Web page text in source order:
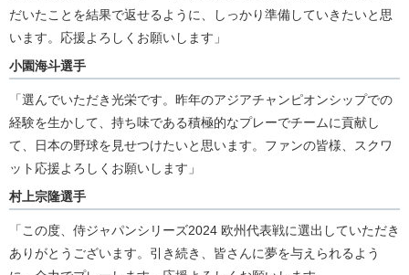
だいたことを結果で返せるように、しっかり準備していきたいと思
います。応援よろしくお願いします」
小園海斗選手
「選んでいただき光栄です。昨年のアジアチャンピオンシップでの
経験を生かして、持ち味である積極的なプレーでチームに貢献し
て、日本の野球を見せつけたいと思います。ファンの皆様、スクワ
ット応援よろしくお願いします」
村上宗隆選手
「この度、侍ジャパンシリーズ2024 欧州代表戦に選出していただき
ありがとうございます。引き続き、皆さんに夢を与えられるよう